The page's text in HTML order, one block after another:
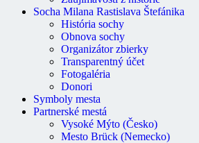
Socha Milana Rastislava Štefánika
História sochy
Obnova sochy
Organizátor zbierky
Transparentný účet
Fotogaléria
Donori
Symboly mesta
Partnerské mestá
Vysoké Mýto (Česko)
Mesto Brück (Nemecko)